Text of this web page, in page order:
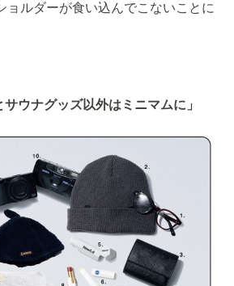
ョルダーが食い込んでこないことに
サウナグッズ以外はミニマムに」